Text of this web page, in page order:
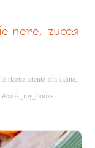
le ricette attente alla salute
#cook_my_books